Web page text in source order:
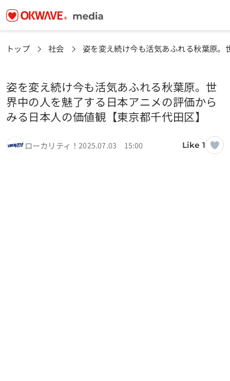
トップ 社会 姿を変え続け今も活気あふれる秋葉原
姿を変え続け今も活気あふれる秋葉原。世
界中の人を魅了する日本アニメの評価から
みる日本人の価値観【東京都千代田区】
ローカリティ！2025.07.03 15:00 Like 1